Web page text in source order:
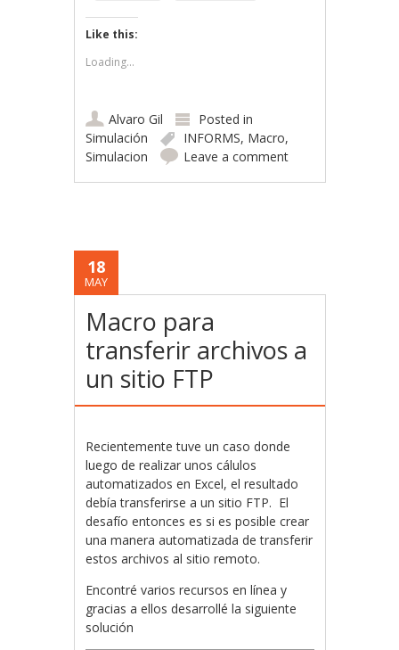
Like this:
Loading...
Alvaro Gil
Posted in
Simulación
INFORMS, Macro,
Simulacion
Leave a comment
18
MAY
Macro para
transferir archivos a
un sitio FTP
Recientemente tuve un caso donde
luego de realizar unos cálulos
automatizados en Excel, el resultado
debía transferirse a un sitio FTP. El
desafío entonces es si es posible crear
una manera automatizada de transferir
estos archivos al sitio remoto.
Encontré varios recursos en línea y
gracias a ellos desarrollé la siguiente
solución